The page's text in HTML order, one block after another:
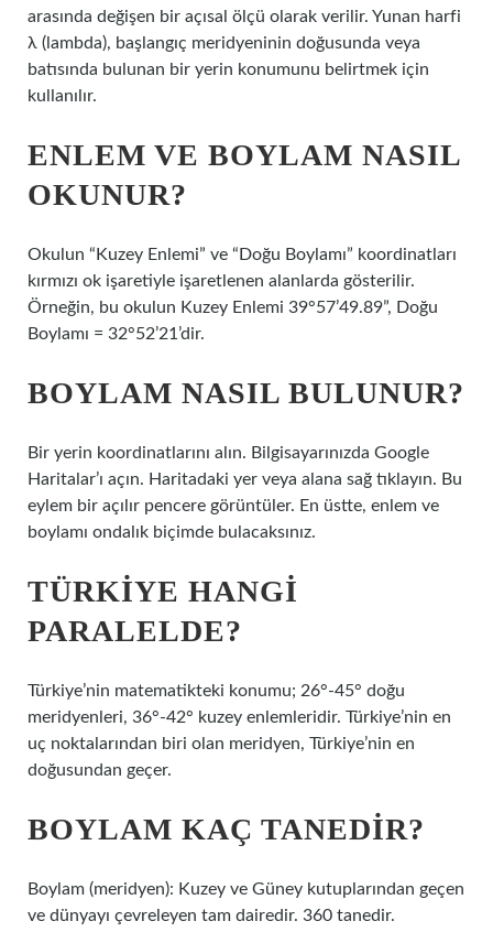
arasında değişen bir açısal ölçü olarak verilir. Yunan harfi
λ (lambda), başlangıç ​​meridyeninin doğusunda veya
batısında bulunan bir yerin konumunu belirtmek için
kullanılır.
ENLEM VE BOYLAM NASIL
OKUNUR?
Okulun “Kuzey Enlemi” ve “Doğu Boylamı” koordinatları
kırmızı ok işaretiyle işaretlenen alanlarda gösterilir.
Örneğin, bu okulun Kuzey Enlemi 39°57’49.89”, Doğu
Boylamı = 32°52’21’dir.
BOYLAM NASIL BULUNUR?
Bir yerin koordinatlarını alın. Bilgisayarınızda Google
Haritalar’ı açın. Haritadaki yer veya alana sağ tıklayın. Bu
eylem bir açılır pencere görüntüler. En üstte, enlem ve
boylamı ondalık biçimde bulacaksınız.
TÜRKIYE HANGI
PARALELDE?
Türkiye’nin matematikteki konumu; 26°-45° doğu
meridyenleri, 36°-42° kuzey enlemleridir. Türkiye’nin en
uç noktalarından biri olan meridyen, Türkiye’nin en
doğusundan geçer.
BOYLAM KAÇ TANEDIR?
Boylam (meridyen): Kuzey ve Güney kutuplarından geçen
ve dünyayı çevreleyen tam dairedir. 360 tanedir.